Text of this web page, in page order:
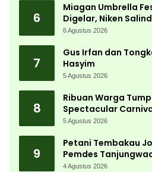
6
Miagan Umbrella
Digelar, Niken
Ribuan Pengunjung
6 Agustus 2026
7
Gus Irfan dan
Hasyim
5 Agustus 2026
8
Ribuan Warga
Spectacular
Kemerdekaan
5 Agustus 2026
9
Petani Tembakau
Pemdes
Bergerak Cepat
4 Agustus 2026